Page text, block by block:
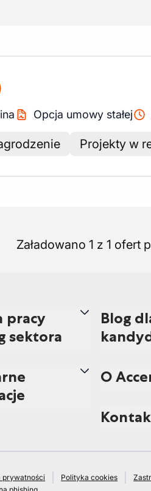
Opcja umowy stałej
Projekty w
Załadowano 1 z 1 ofert
pracy
sektora
Blog
O
prywatności Polityka cookies